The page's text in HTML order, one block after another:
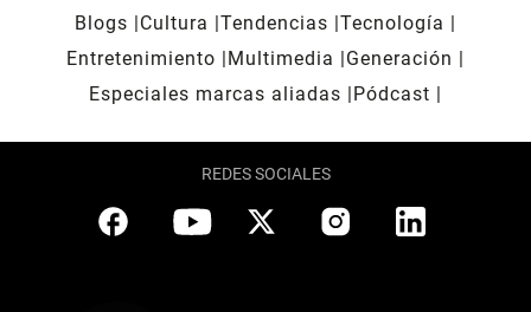
Blogs
Cultura Tendencias Tecnología
Entretenimiento
Multimedia
Generación
Especiales marcas aliadas
Pódcast
REDES SOCIALES